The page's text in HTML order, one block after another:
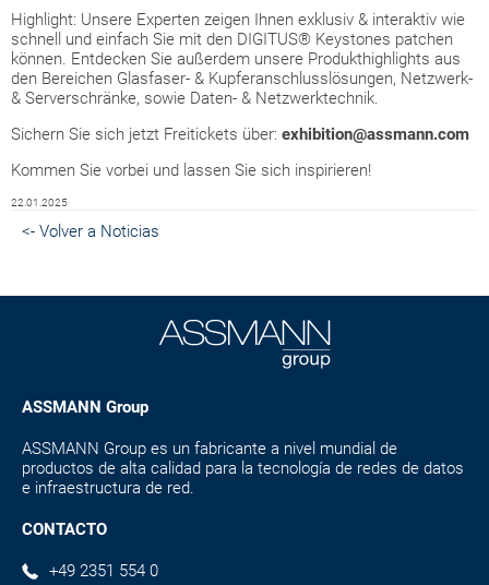
Highlight: Unsere Experten zeigen Ihnen exklusiv & interaktiv wie
schnell und einfach Sie mit den DIGITUS® Keystones patchen
können. Entdecken Sie außerdem unsere Produkthighlights aus
den Bereichen Glasfaser- & Kupferanschlusslösungen, Netzwerk-
& Serverschränke, sowie Daten- & Netzwerktechnik.
Sichern Sie sich jetzt Freitickets über: exhibition@assmann.com
Kommen Sie vorbei und lassen Sie sich inspirieren!
22.01.2025
<- Volver a Noticias
ASSMANN Group
ASSMANN Group es un fabricante a nivel mundial de
productos de alta calidad para la tecnología de redes de datos
e infraestructura de red.
CONTACTO
+49 2351 554 0